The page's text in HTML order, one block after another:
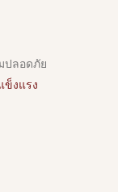
ปลอดภัย
งแรง